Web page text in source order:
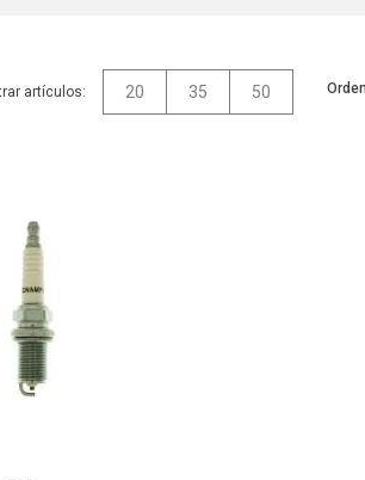
artículos: 20 35 50